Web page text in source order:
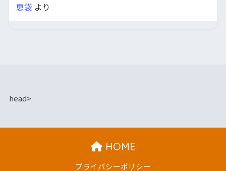
恵袋 より
head>
HOME
プライバシーポリシー